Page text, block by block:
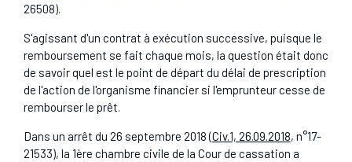
26508).
S'agissant d'un contrat à exécution successive, puisque le
remboursement se fait chaque mois, la question était donc
de savoir quel est le point de départ du délai de prescription
de l'action de l'organisme financier si l'emprunteur cesse de
rembourser le prêt.
Dans un arrêt du 26 septembre 2018 (Civ.1, 26.09.2018, n°17-
21533), la 1ère chambre civile de la Cour de cassation a